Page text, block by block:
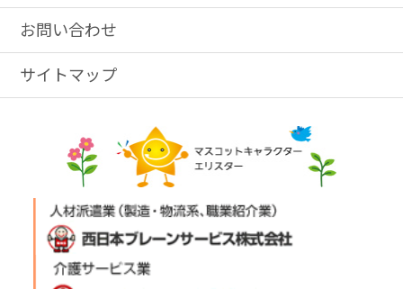
お問い合わせ
サイトマップ